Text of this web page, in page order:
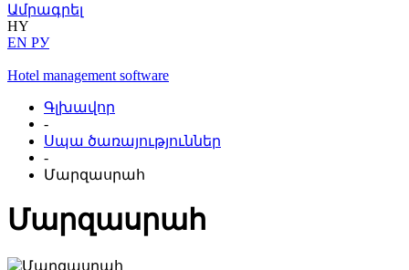
Ամրագրել
HY
EN РУ
Hotel management software
Գլխավոր
-
Սպա ծառայություններ
-
Մարզասրահ
Մարզասրահ